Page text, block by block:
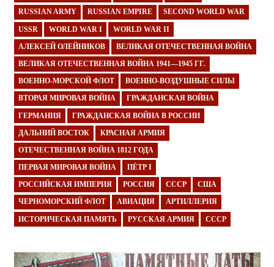
RUSSIAN ARMY RUSSIAN EMPIRE SECOND WORLD WAR
USSR WORLD WAR I WORLD WAR II
АЛЕКСЕЙ ОЛЕЙНИКОВ ВЕЛИКАЯ ОТЕЧЕСТВЕННАЯ ВОЙНА
ВЕЛИКАЯ ОТЕЧЕСТВЕННАЯ ВОЙНА 1941—1945 ГГ.
ВОЕННО-МОРСКОЙ ФЛОТ ВОЕННО-ВОЗДУШНЫЕ СИЛЫ
ВТОРАЯ МИРОВАЯ ВОЙНА ГРАЖДАНСКАЯ ВОЙНА
ГЕРМАНИЯ ГРАЖДАНСКАЯ ВОЙНА В РОССИИ
ДАЛЬНИЙ ВОСТОК КРАСНАЯ АРМИЯ
ОТЕЧЕСТВЕННАЯ ВОЙНА 1812 ГОДА
ПЕРВАЯ МИРОВАЯ ВОЙНА ПЁТР I
РОССИЙСКАЯ ИМПЕРИЯ РОССИЯ СССР США
ЧЕРНОМОРСКИЙ ФЛОТ АВИАЦИЯ АРТИЛЛЕРИЯ
ИСТОРИЧЕСКАЯ ПАМЯТЬ РУССКАЯ АРМИЯ СССР